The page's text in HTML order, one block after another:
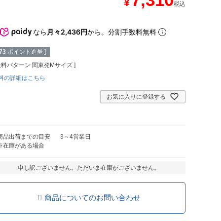
税込
なら 月々2,436円から。分割手数料無料
ポイント進呈 ]
パターン 関東発Mサイズ
の詳細はこちら
お気に入りに登録する
品出荷までの目安
庫がある場合
3～4営業日
申し訳ございません。ただいま在庫がございません。
商品についてのお問い合わせ